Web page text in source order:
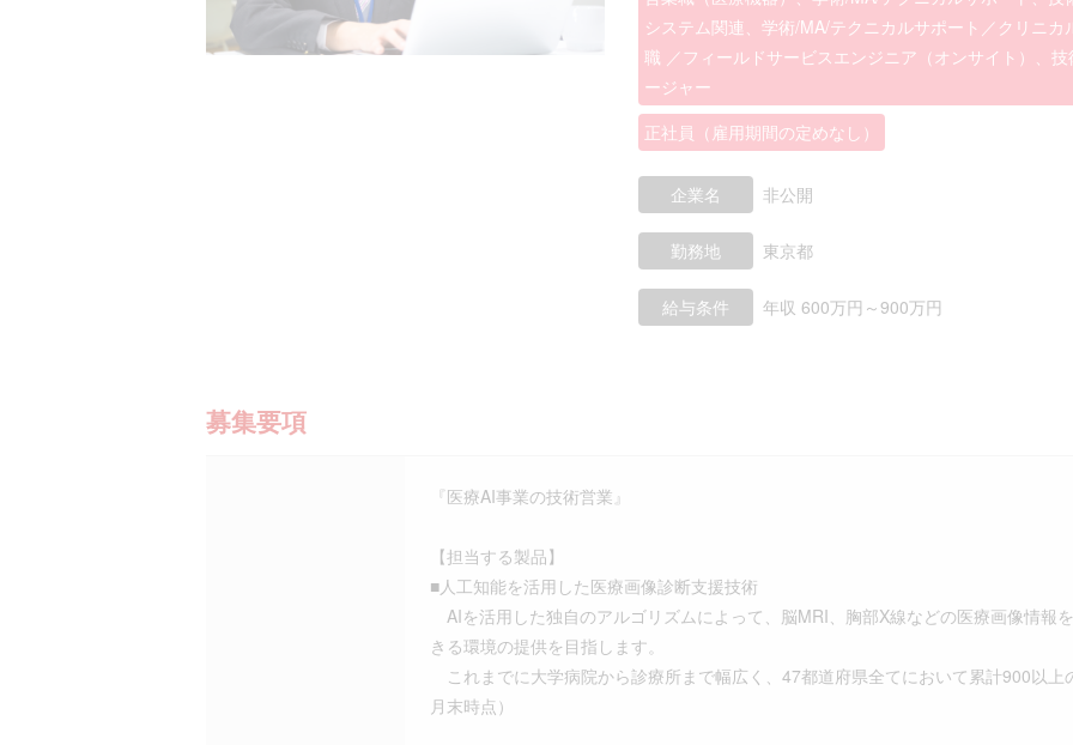
システム関連、学術/MA/テクニカルサポート／クリニ
職 ／フィールドサービスエンジニア（オンサイト）、
ージャー
正社員（雇用期間の定めなし）
企業名 非公開
勤務地 東京都
給与条件 年収 600万円～900万円
募集要項
『医療AI事業の技術営業』
【担当する製品】
■人工知能を活用した医療画像診断支援技術
AIを活用した独自のアルゴリズムによって、脳MRI、胸部X線などの医療画像情報
きる環境の提供を目指します。
これまでに大学病院から診療所まで幅広く、47都道府県全てにおいて累計900以
月末時点）